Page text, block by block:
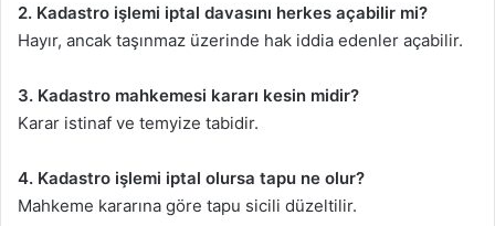
2. Kadastro işlemi iptal davasını herkes açabilir mi?
Hayır, ancak taşınmaz üzerinde hak iddia edenler açabilir.
3. Kadastro mahkemesi kararı kesin midir?
Karar istinaf ve temyize tabidir.
4. Kadastro işlemi iptal olursa tapu ne olur?
Mahkeme kararına göre tapu sicili düzeltilir.